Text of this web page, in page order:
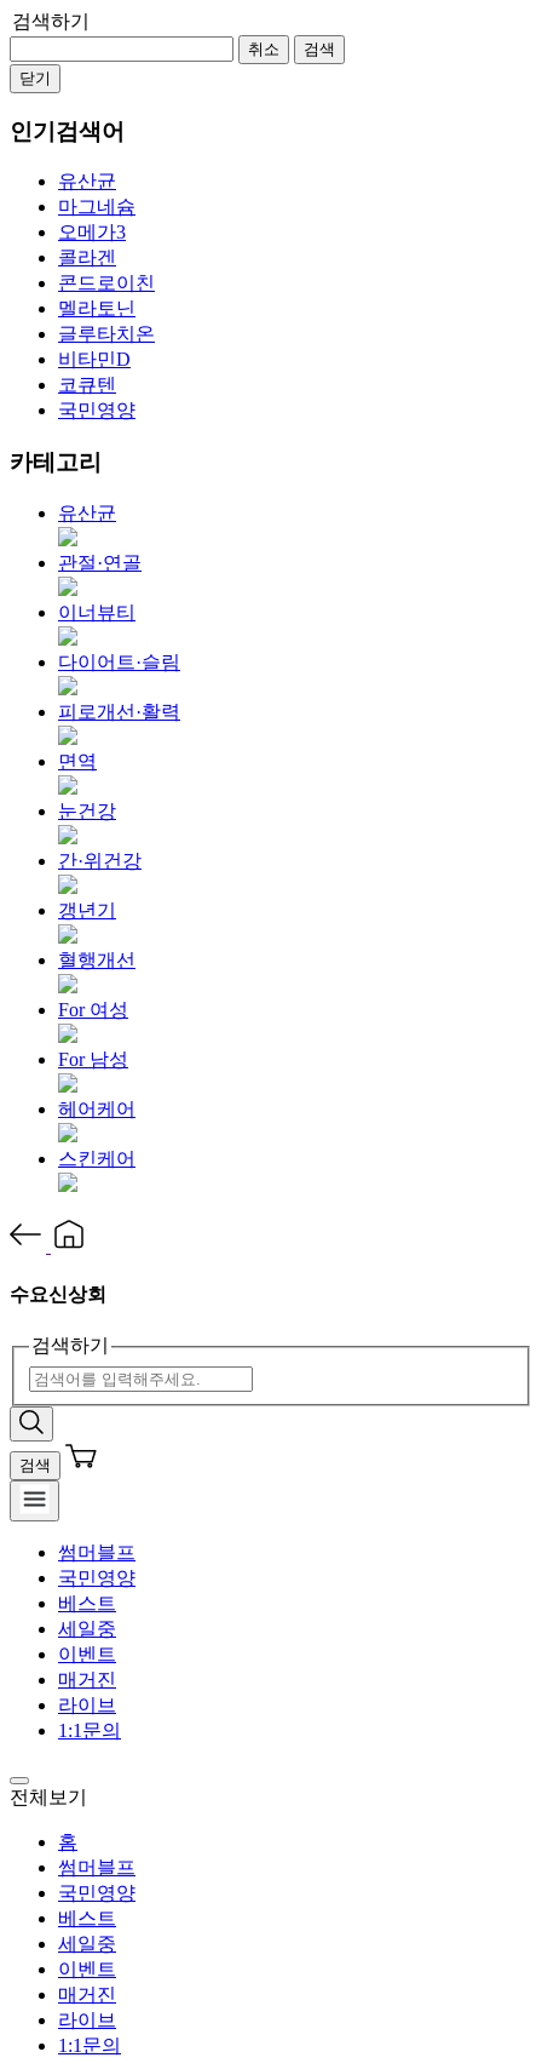
검색하기
취소
검색
닫기
인기검색어
유산균
마그네슘
오메가3
콜라겐
콘드로이친
멜라토닌
글루타치온
비타민D
코큐텐
국민영양
카테고리
유산균
관절·연골
이너뷰티
다이어트·슬림
피로개선·활력
면역
눈건강
간·위건강
갱년기
혈행개선
For 여성
For 남성
헤어케어
스킨케어
수요신상회
검색하기
검색
썸머블프
국민영양
베스트
세일중
이벤트
매거진
라이브
1:1문의
전체보기
홈
썸머블프
국민영양
베스트
세일중
이벤트
매거진
라이브
1:1문의